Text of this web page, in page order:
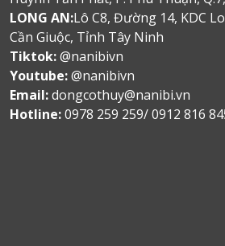
LONG AN:Lô C8, Đường 14, KDC
Cần Giuộc, Tỉnh Tây Ninh
Tiktok:@nanibivn
Youtube:@nanibivn
Email:dongcothuy@nanibi.vn
Hotline:0978 259 259/ 0912 816